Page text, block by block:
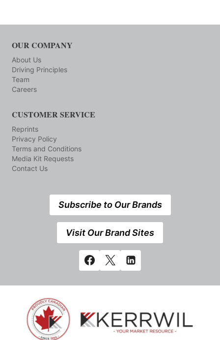
OUR COMPANY
About Us
Driving Principles
Team
Careers
CUSTOMER SERVICE
Reprints
Privacy Policy
Terms and Conditions
Media Kit Requests
Contact Us
Subscribe to Our Brands
Visit Our Brand Sites